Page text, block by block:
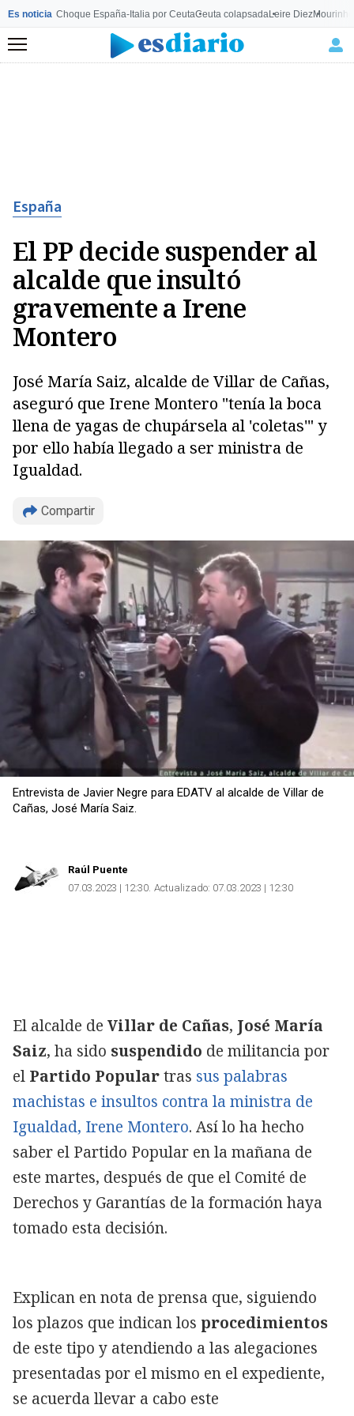
Es noticia Choque España-Italia por CeutaCeuta colapsadaLeire Diez
Menú
España
El PP decide suspender al
alcalde que insultó
gravemente a Irene
Montero
José María Saiz, alcalde de Villar de Cañas,
aseguró que Irene Montero "tenía la boca
llena de yagas de chupársela al 'coletas'" y
por ello había llegado a ser ministra de
Igualdad.
Compartir
Copiar
Entrevista de Javier Negre para EDATV al alcalde de Villar de
Cañas, José María Saiz.
Raúl Puente
07.03.2023 | 12:30 Actualizado: 07.03.2023 | 12:30
El alcalde de Villar de Cañas, José María
Saiz, ha sido suspendido de militancia por
el Partido Populartras sus palabras
machistas e insultos contra la ministra de
Igualdad, Irene Montero. Así lo ha hecho
saber el Partido Popular en la mañana de
este martes, después de que el Comité de
Derechos y Garantías de la formación haya
tomado esta decisión.
Explican en nota de prensa que, siguiendo
los plazos que indican los procedimientos
de este tipo y atendiendo a las alegaciones
presentadas por el mismo en el expediente,
se acuerda llevar a cabo este